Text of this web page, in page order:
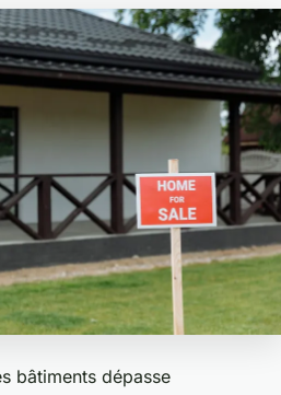
bâtiments dépasse